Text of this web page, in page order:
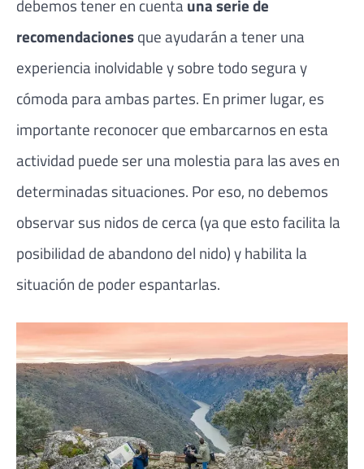
debemos tener en cuentauna serie de
recomendacionesque ayudarán a tener una
experiencia inolvidable y sobre todo segura y
cómoda para ambas partes. En primer lugar, es
importante reconocer que embarcarnos en esta
actividad puede ser una molestia para las aves en
determinadas situaciones. Por eso, no debemos
observar sus nidos de cerca (ya que esto facilita la
posibilidad de abandono del nido) y habilita la
situación de poder espantarlas.